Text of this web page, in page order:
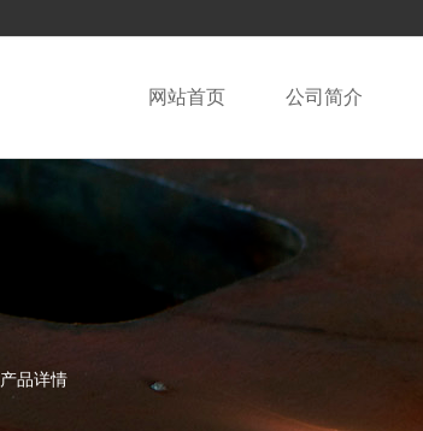
网站首页 公司简介
产品详情